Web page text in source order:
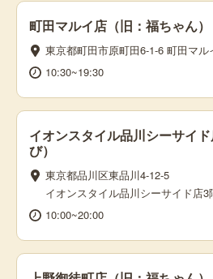
町田マルイ店（旧：福ちゃん）
東京都町田市原町田6-1-6 町田マル
10:30~19:30
イオンスタイル品川シーサイ
び）
東京都品川区東品川4-12-5
イオンスタイル品川シーサイド店3
10:00~20:00